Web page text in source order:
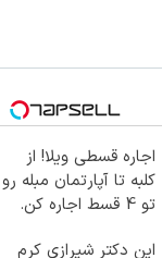
اجاره‌ قسطی ویلا! از
کلبه تا آپارتمان مبله رو
تو 4 قسط اجاره کن.
این دکتر شیرازی کرم